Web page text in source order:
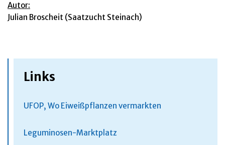
Autor:
Julian Broscheit (Saatzucht Steinach)
Links
UFOP, Wo Eiweißpflanzen vermarkten
Leguminosen-Marktplatz